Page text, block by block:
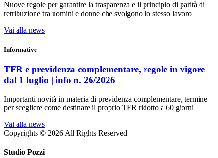
Nuove regole per garantire la trasparenza e il principio di parità di
retribuzione tra uomini e donne che svolgono lo stesso lavoro
Vai alla news
Informative
TFR e previdenza complementare, regole in vigore
dal 1 luglio | info n. 26/2026
Importanti novità in materia di previdenza complementare, termine
per scegliere come destinare il proprio TFR ridotto a 60 giorni
Vai alla news
Copyrights © 2026 All Rights Reserved
Studio Pozzi